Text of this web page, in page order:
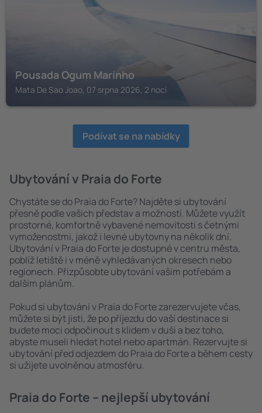
Pousada Ogum Marinho
Mata De Sao Joao, 07 srpna 2026, 2 noci
Podívat se na nabídky
Ubytování v Praia do Forte
Chystáte se do Praia do Forte? Najděte si ubytování
přesně podle vašich představ a možností. Můžete využít
prostorné, komfortně vybavené nemovitosti s četnými
vymoženostmi, jakož i levné ubytovny na několik dní.
Ubytování v Praia do Forte je dostupné v centru města,
poblíž letiště i v méně vyhledávaných okresech nebo
regionech. Přizpůsobte ubytování vašim potřebám a
dalším plánům.
Pokud si ubytování v Praia do Forte zarezervujete včas,
můžete si být jisti, že po příjezdu do vaší destinace si
budete moci odpočinout s klidem v duši a bez toho,
abyste museli hledat hotel nebo apartmán. Rezervujte si
ubytování před odjezdem do Praia do Forte a během cesty
si užijete uvolněnou atmosféru.
Praia do Forte – nejlepší ubytování